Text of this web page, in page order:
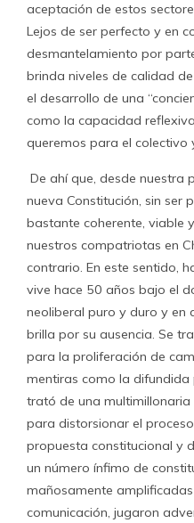
aceptación de estos
Lejos de ser perfecto y en
desmantelamiento por
brinda niveles de calidad
el desarrollo de una
como la capacidad
queremos para el colectivo
De ahí que, desde nuestra
nueva Constitución, sin ser
bastante coherente, viable
nuestros compatriotas en
contrario. En este sentido,
vive hace 50 años bajo el
neoliberal puro y duro y en
brilla por su ausencia. Se
para la proliferación de
mentiras como la difundida
trató de una
para distorsionar el
propuesta constitucional y
un número ínfimo de
mañosamente
comunicación, jugaron